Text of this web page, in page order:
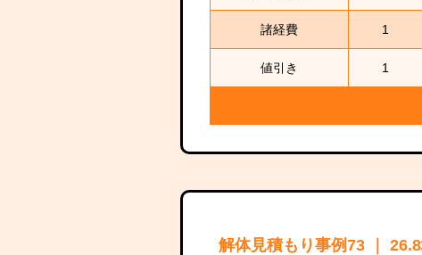
諸経費 1
値引き 1
解体見積もり事例73 ｜